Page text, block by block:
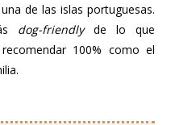
de las islas portuguesas.
dog-friendlyde lo que
100% como el